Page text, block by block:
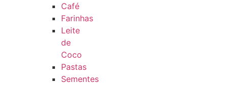
Café
Farinhas
Leite
de
Coco
Pastas
Sementes